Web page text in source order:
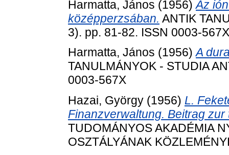
Harmatta, János (1956)Az
középperzsában. ANTIK
3). pp. 81-82. ISSN 0003-567X
Harmatta, János (1956)A
TANULMÁNYOK - STUDIA
0003-567X
Hazai, György (1956) L.
Finanzverwaltung. Beitrag
TUDOMÁNYOS AKADÉMIA
OSZTÁLYÁNAK